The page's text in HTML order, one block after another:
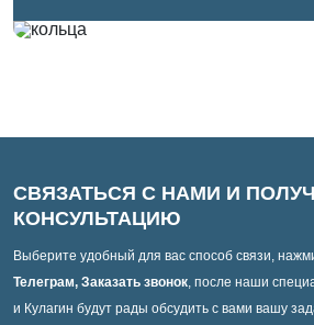
СВЯЗАТЬСЯ С НАМИ И
КОНСУЛЬТАЦИЮ
Выберите удобный для вас способ связи,
Телеграм, Заказать звонок, после наши
и Кулагин будут рады обсудить с вами вашу